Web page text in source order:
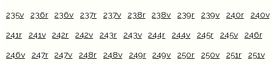
235v 236r 236v 237r 237v 238r 238v 239r 239v 240r 240v
241r 241v 242r 242v 243r 243v 244r 244v 245r 245v 246r
246v 247r 247v 248r 248v 249r 249v 250r 250v 251r 251v